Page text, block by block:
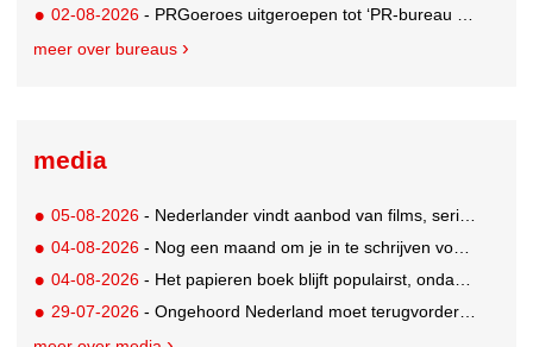
02-08-2026 - PRGoeroes uitgeroepen tot ‘PR-bureau van het jaar 2026’
meer over bureaus
media
05-08-2026 - Nederlander vindt aanbod van films, series en sport vaak versnipperd
04-08-2026 - Nog een maand om je in te schrijven voor de Mercurs 2026
04-08-2026 - Het papieren boek blijft populairst, ondanks digitale alternatieven
29-07-2026 - Ongehoord Nederland moet terugvordering betalen aan Commissariaat voor de Media